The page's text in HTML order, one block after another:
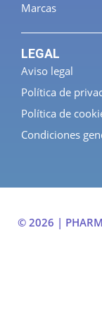
Marcas
LEGAL
Aviso legal
Política de
Política de
Condiciones
© 2026 |